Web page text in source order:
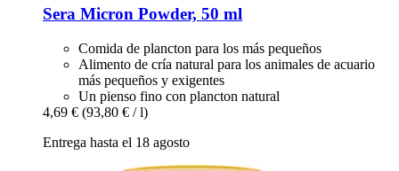
Sera Micron Powder, 50 ml
Comida de plancton para los más pequeños
Alimento de cría natural para los animales de acuario
más pequeños y exigentes
Un pienso fino con plancton natural
4,69 € (93,80 € / l)
Entrega hasta el 18 agosto